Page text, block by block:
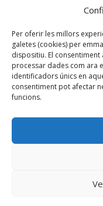
Per oferir les millors
galetes (cookies) per
dispositiu. El
processar dades com ara
identificadors únics en
consentiment pot afectar
funcions.
General
Meta
Entra
Utilitzem galetes per a